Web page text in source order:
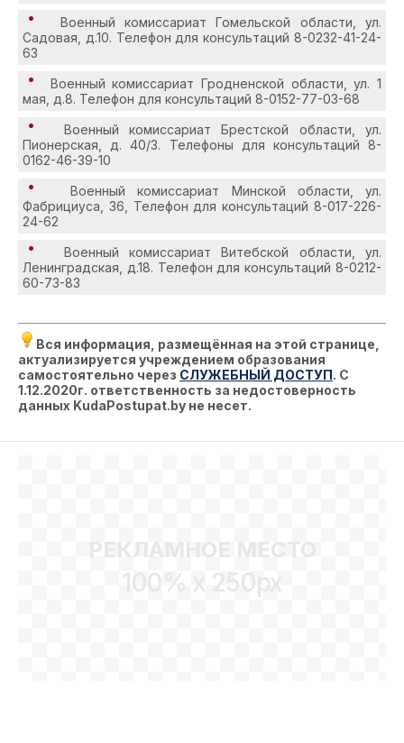
Военный комиссариат Гомельской области, ул.
Садовая, д.10. Телефон для консультаций 8-0232-41-24-
63
Военный комиссариат Гродненской области, ул. 1
мая, д.8. Телефон для консультаций 8-0152-77-03-68
Военный комиссариат Брестской области, ул.
Пионерская, д. 40/3. Телефоны для консультаций 8-
0162-46-39-10
Военный комиссариат Минской области, ул.
Фабрициуса, 36, Телефон для консультаций 8-017-226-
24-62
Военный комиссариат Витебской области, ул.
Ленинградская, д.18. Телефон для консультаций 8-0212-
60-73-83
Вся информация, размещённая на этой странице,
актуализируется учреждением образования
самостоятельно через СЛУЖЕБНЫЙ ДОСТУП. С
1.12.2020г. ответственность за недостоверность
данных KudaPostupat.by не несет.
РЕКЛАМНОЕ МЕСТО
100% x 250px